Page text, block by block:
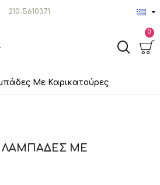
210-5610371
0
Με Καρικατούρες
ΛΑΜΠΆΔΕΣ ΜΕ